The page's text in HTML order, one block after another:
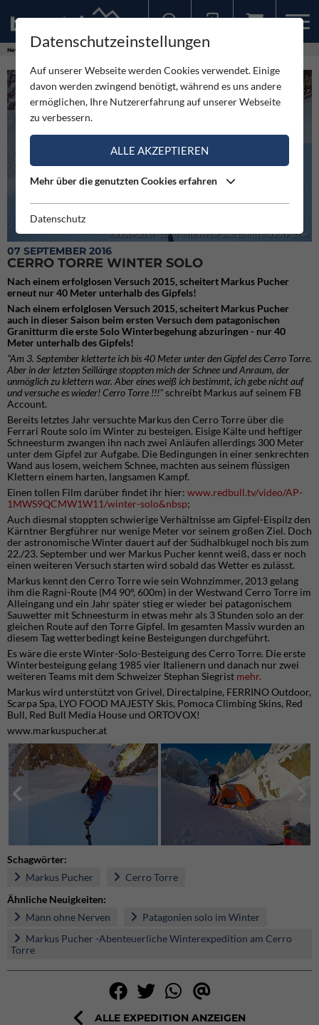
News
Markus Pucher - Corro Torre Winter Solo 2016 (c) Markus Pucher
07 SEPTEMBER 2016
CERRO TORRE WINTER SOLO
Nach einem erfolglosen Versuch 2015, scheitert Markus Pucher
erneut nur 40 Meter unterhalb des Gipfels!
Nach einem erfolglosen Versuch 2015, scheitert Markus Pucher
auch in dieser Saison beim ersten Versuch dem patagonischen
Granitturm die erste Solo Winterbegehung abzuringen - nur 40
Meter unterhalb des Gipfels!
"Am 3. September kletterte ich bis 40 Meter unter den Gipfel des Cerro Torre.
Aber in der letzten Seillänge stoppten mich der Schnee und Anraum, der
unmöglich zu klettern war. Aber eines weiß ich bestimmt, ich gebe nicht auf
und versuche es wieder! Cerro Torre !!!"schreibt Markus auf seinem FB
Account.
Bereits letztes Jahr versuchte Markus den Cerro Torre über die
Ferrari Routesolo im Winter zu besteigen. Eisige Kälte und heftiger
Schneesturm zwangen ihn nach zwei Anläufen allerdings 300 Meter
unter dem Gipfel zur Aufgabe. Die Bedingungen in einer senkrechten
Wand aus losem, weichem Schnee, machten aus seinem flüssigen
Klettern einem harten, langsamen Kampf.
Einen tollen Film darüber findet ihr hier: www.redbull.tv/video/AP-
1MWS9QCMW1W11/winter-solo&nbsp;
Auch diesmal stoppten schwierige Verhältnisse am Gipfel-Eispilz den
Kärntner Bergführer nur wenige Meter vor seinem großen Ziel. Doch
der astronomische Winter dauert auf der Südhalbkugel noch bis zum
22./23. September und wer Markus Pucher kennt weiß, dass er noch
einen weiteren Versuch starten wird sobald das Wetter es zulässt.
Markus kennt den Cerro Torre wie sein Wohnzimmer, 2013 gelang
ihm die Ragni-Route (M4 90°, 600m) in der Westwand Cerro Torre im
Alleingang und ein Jahr später stieg er wieder bei patagonischem
Sauwetter mit Schneesturm in etwas mehr als 3 Stunden solo an der
gleichen Route auf den Torre Gipfel. Im gesamten Massiv wurden an
diesem Tag wetterbedingt keine Besteigungen durchgeführt.
Es wäre die erste Winter-Solo-Besteigung des Cerro Torre. Die erste
Winterbesteigung gelang 1985 vier Italienern und danach nur zwei
weiteren Teams mit dem Schweizer Stephan Siegrist mehr.
Markus wird unterstützt von Grivel, Directalpine, FERRINO Outdoor,
Scarpa Spa, LYO FOOD MAJESTY Skis, Pomoca Climbing Skins, Red
Bull, Red Bull Media House und ORTOVOX!
www.markuspucher.at
Schagwörter:
Markus Pucher
Cerro Torre
Ähnliche Neuigkeiten:
Mann ohne Nerven
Patagonien solo im Winter
Markus Pucher -Abenteuerliche Winterexpedition am Cerro
Torre
ALLE EXPEDITION ANZEIGEN
Datenschutzeinstellungen
Auf unserer Webseite werden Cookies verwendet. Einige
davon werden zwingend benötigt, während es uns andere
ermöglichen, Ihre Nutzererfahrung auf unserer Webseite
zu verbessern.
ALLE AKZEPTIEREN
Mehr über die genutzten Cookies erfahren
Datenschutz